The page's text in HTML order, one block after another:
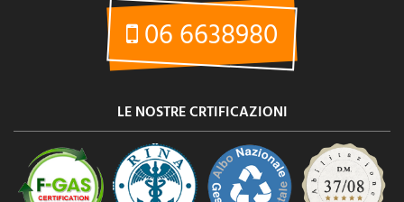
06 6638980
LE NOSTRE CRTIFICAZIONI